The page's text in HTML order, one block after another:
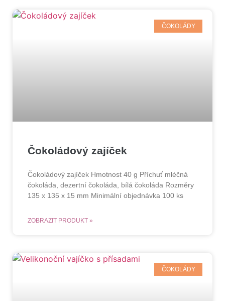
ČOKOLÁDY
Čokoládový zajíček
Čokoládový zajíček Hmotnost 40 g Příchuť mléčná
čokoláda, dezertní čokoláda, bílá čokoláda Rozměry
135 x 135 x 15 mm Minimální objednávka 100 ks
ZOBRAZIT PRODUKT »
ČOKOLÁDY